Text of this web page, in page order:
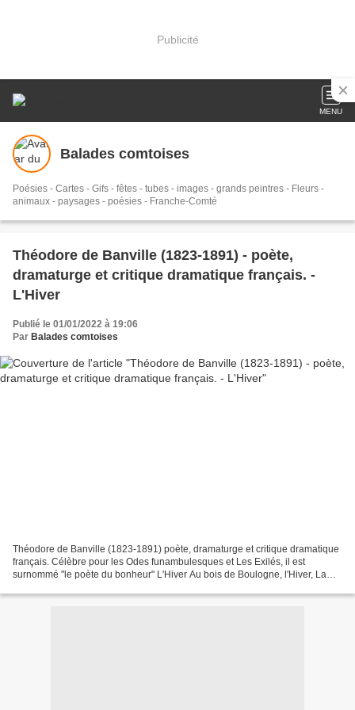
Publicité
MENU
Balades comtoises
Poésies - Cartes - Gifs - fêtes - tubes - images - grands peintres - Fleurs -
animaux - paysages - poésies - Franche-Comté
Théodore de Banville (1823-1891) - poète,
dramaturge et critique dramatique français. -
L'Hiver
Publié le 01/01/2022 à 19:06
Par Balades comtoises
Théodore de Banville (1823-1891) poète, dramaturge et critique dramatique
français. Célèbre pour les Odes funambulesques et Les Exilés, il est
surnommé "le poète du bonheur" L'Hiver Au bois de Boulogne, l'Hiver, La